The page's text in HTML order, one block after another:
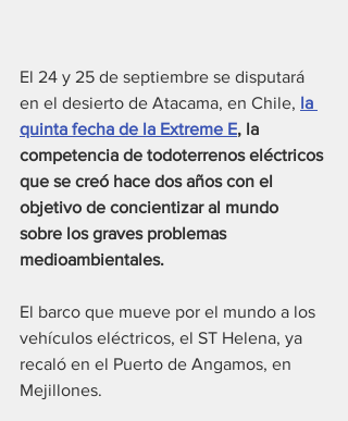
El 24 y 25 de septiembre se disputará
en el desierto de Atacama, en Chile, la
quinta fecha de la Extreme E, la
competencia de todoterrenos eléctricos
que se creó hace dos años con el
objetivo de concientizar al mundo
sobre los graves problemas
medioambientales.
El barco que mueve por el mundo a los
vehículos eléctricos, el ST Helena, ya
recaló en el Puerto de Angamos, en
Mejillones.